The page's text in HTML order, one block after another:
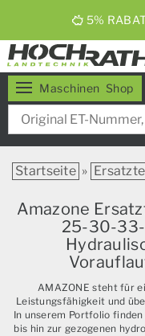
Maschinen Shop
Startseite »
Amazone
25-30-33-
AMAZONE steht für
Leistungsfähigkeit und
In unserem Portfolio
bis hin zur gezogenen